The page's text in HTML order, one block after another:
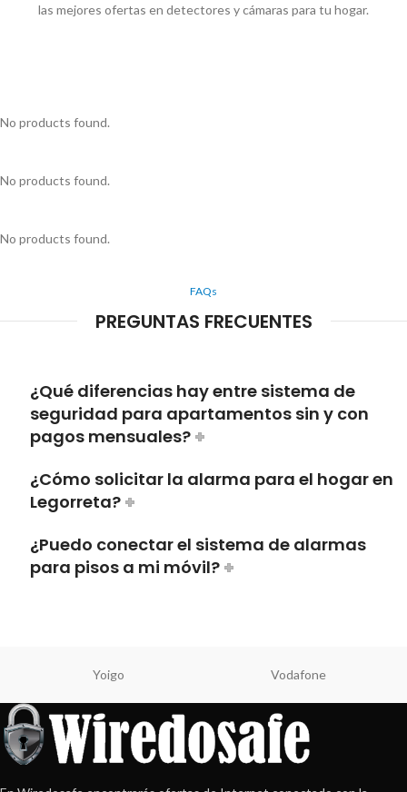
las mejores ofertas en detectores y cámaras para tu hogar.
No products found.
No products found.
No products found.
FAQs
PREGUNTAS FRECUENTES
¿Qué diferencias hay entre sistema de
seguridad para apartamentos sin y con
pagos mensuales?
¿Cómo solicitar la alarma para el hogar en
Legorreta?
¿Puedo conectar el sistema de alarmas
para pisos a mi móvil?
Yoigo Vodafone